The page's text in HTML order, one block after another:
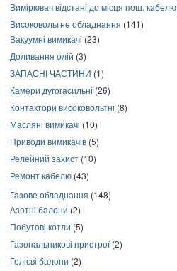
Вимірювач відстані до місця пош. кабелю
Високовольтне обладнання (141)
Вакуумні вимикачі (23)
Доливання олій (3)
ЗАПАСНІ ЧАСТИНИ (1)
Камери дугогасильні (26)
Контактори високовольтні (8)
Масляні вимикачі (10)
Приводи вимикачів (5)
Релейний захист (10)
Ремонт кабелю (43)
Газове обладнання (148)
Азотні балони (2)
Побутові котли (5)
Газопальникові пристрої(2)
Гелієві балони (2)